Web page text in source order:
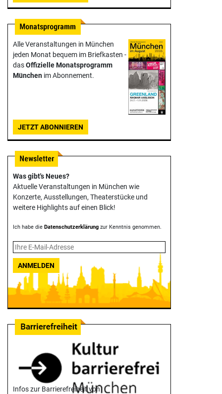
Alle Veranstaltungen in München
jeden Monat bequem im Briefkasten -
dasOffizielle Monats­programm
München im Abonnement.
JETZT ABONNIEREN
Was gibt's Neues?
Aktuelle Veranstaltungen in München wie
Konzerte, Ausstellungen, Theater­stücke und
weitere Highlights auf einen Blick!
Ich habe die Datenschutzerklärung zur Kenntnis genommen.
ANMELDEN
Infos zur Barrierefreiheit von